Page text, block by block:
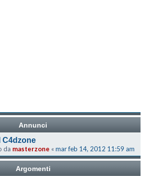
Annunci
C4dzone
da masterzone « mar feb 14, 2012 11:59 am
Argomenti